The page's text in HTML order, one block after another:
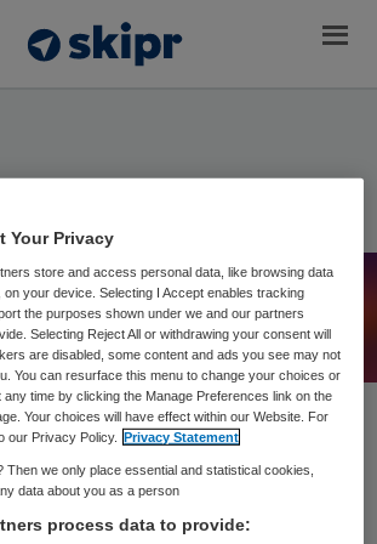
Poel
van
over transitie
Your Privacy
store and access personal data, like browsing data
on your device. Selecting I Accept enables tracking
the purposes shown under we and our partners
Selecting Reject All or withdrawing your consent will
are disabled, some content and ads you see may not
You can resurface this menu to change your choices or
time by clicking the Manage Preferences link on the
Your choices will have effect within our Website. For
our Privacy Policy.
Privacy Statement
Then we only place essential and statistical cookies,
data about you as a person
process data to provide: